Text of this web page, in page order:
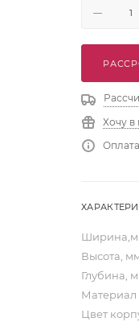
Хочу в
Высота,
Глубина,
Материал
Цвет